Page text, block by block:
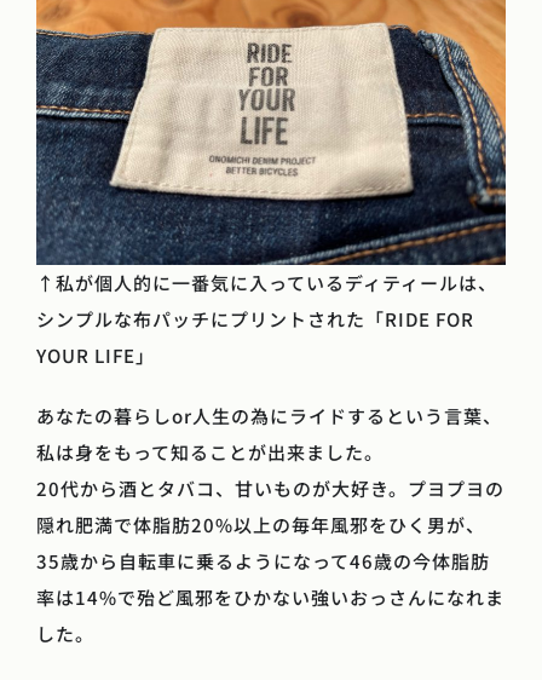
↑私が個人的に一番気に入っているディティールは、
シンプルな布パッチにプリントされた「RIDE FOR
YOUR LIFE」
あなたの暮らしor人生の為にライドするという言葉、
私は身をもって知ることが出来ました。
20代から酒とタバコ、甘いものが大好き。プヨプヨの
隠れ肥満で体脂肪20%以上の毎年風邪をひく男が、
35歳から自転車に乗るようになって46歳の今体脂肪
率は14%で殆ど風邪をひかない強いおっさんになれま
した。